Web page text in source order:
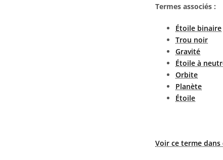
Termes associés :
Étoile binaire
Trou noir
Gravité
Étoile à
Orbite
Planète
Étoile
Voir ce terme